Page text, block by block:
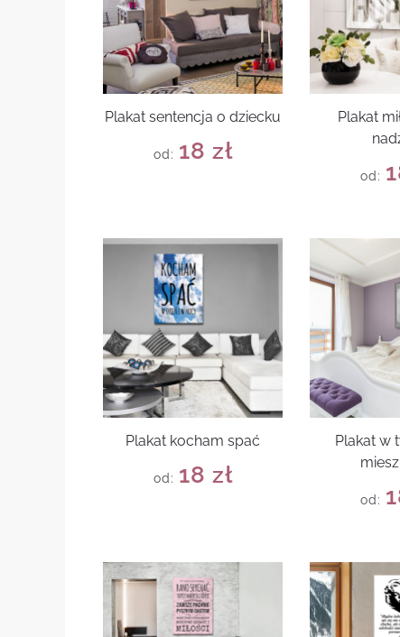
Plakat sentencja o dziecku
od: 18 zł
Plakat
od:
Plakat kocham spać
od: 18 zł
Plakat w
od: